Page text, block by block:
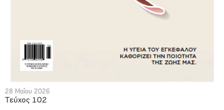
28 Μαΐου 2026
Τεύχος 102